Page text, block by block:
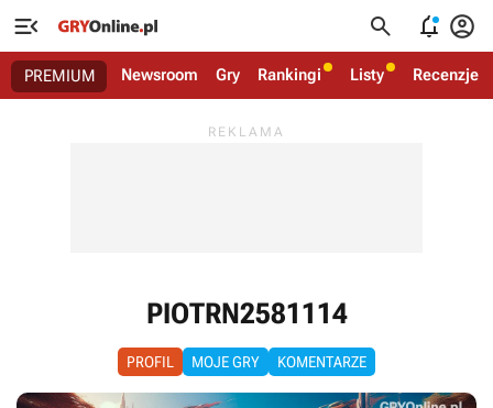
   
PREMIUM Newsroom Gry Rankingi Listy Recenzje
PIOTRN2581114
PROFIL MOJE GRY KOMENTARZE